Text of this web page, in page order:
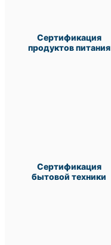
Сертификация
продуктов питания
Сертификация
бытовой техники